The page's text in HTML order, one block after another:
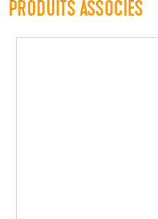
PRODUITS ASSOCIÉS